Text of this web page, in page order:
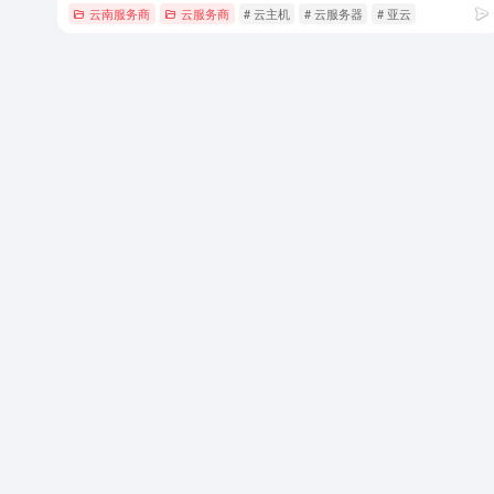
云南服务商 云服务商 # 云主机 # 云服务器 # 亚云